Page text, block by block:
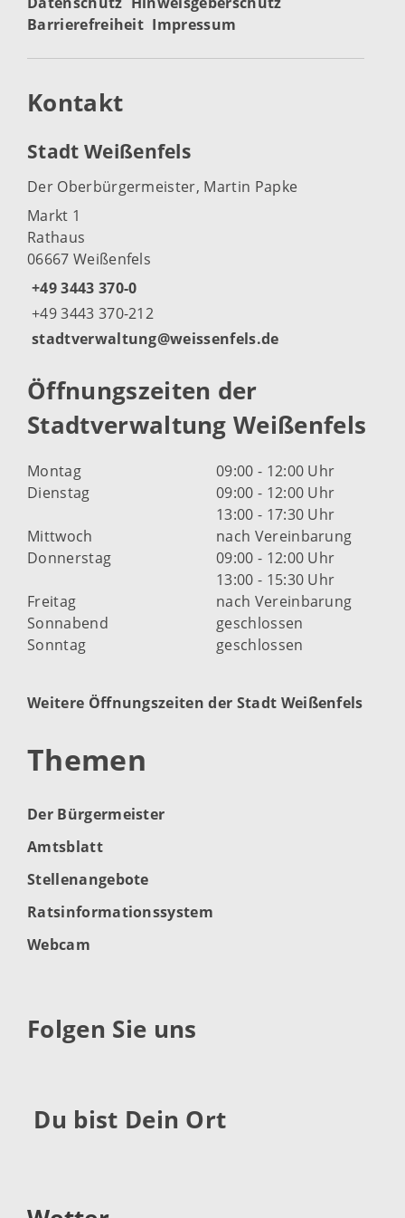
Barrierefreiheit Impressum
Kontakt
Stadt Weißenfels
Der Oberbürgermeister, Martin Papke
Markt 1
Rathaus
06667 Weißenfels
+49 3443 370-0
+49 3443 370-212
stadtverwaltung@weissenfels.de
Öffnungszeiten der
Stadtverwaltung Weißenfels
Montag
09:00 - 12:00 Uhr
Dienstag
09:00 - 12:00 Uhr
13:00 - 17:30 Uhr
Mittwoch
nach Vereinbarung
Donnerstag
09:00 - 12:00 Uhr
13:00 - 15:30 Uhr
Freitag
nach Vereinbarung
Sonnabend
geschlossen
Sonntag
geschlossen
Weitere Öffnungszeiten der Stadt Weißenfels
Themen
Der Bürgermeister
Amtsblatt
Stellenangebote
Ratsinformationssystem
Webcam
Folgen Sie uns
Du bist Dein Ort